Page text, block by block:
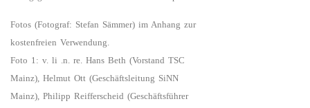
Fotos (Fotograf: Stefan Sämmer) im Anhang zur
kostenfreien Verwendung.
Foto 1: v. li .n. re. Hans Beth (Vorstand TSC
Mainz), Helmut Ott (Geschäftsleitung SiNN
Mainz), Philipp Reifferscheid (Geschäftsführer